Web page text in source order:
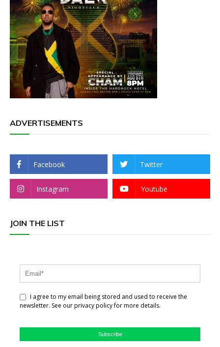
ADVERTISEMENTS
Facebook Twitter
Instagram Youtube
JOIN THE LIST
I agree to my email being stored and used to receive the
newsletter. See our privacy policy for more details.
Subscribe